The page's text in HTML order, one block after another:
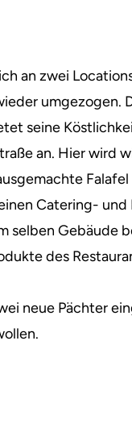
an zwei
umgezogen.
seine
an. Hier wird
Catering-
selben Gebäude
des
neue Pächter